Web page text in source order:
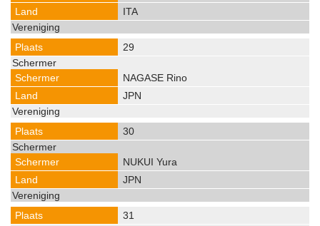
ITA
29
NAGASE Rino
JPN
30
NUKUI Yura
JPN
31